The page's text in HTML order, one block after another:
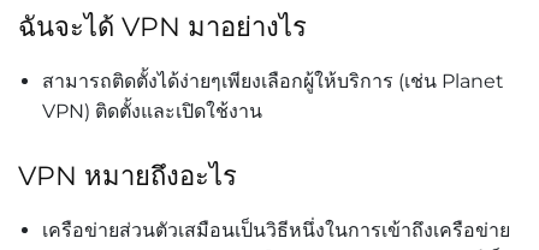
ฉันจะได้ VPN มาอย่างไร
สามารถติดตั้งได้ง่ายๆเพียงเลือกผู้ให้บริการ (เช่น Planet
VPN) ติดตั้งและเปิดใช้งาน
VPN หมายถึงอะไร
เครือข่ายส่วนตัวเสมือนเป็นวิธีหนึ่งในการเข้าถึงเครือข่าย